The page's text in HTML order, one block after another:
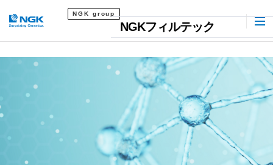
NGKフィルテック
NGK group